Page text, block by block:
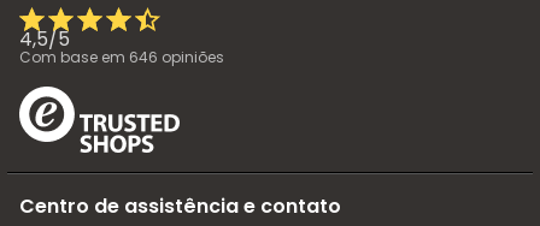
4,5/5
Com base em 646 opiniões
Centro de assistência e contato